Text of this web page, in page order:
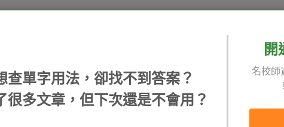
我們 / 追蹤：
攻其不背
精選影片
隱
查單字用法，卻找不到答案？
很多文章，但下次還是不會用？
開
名校師